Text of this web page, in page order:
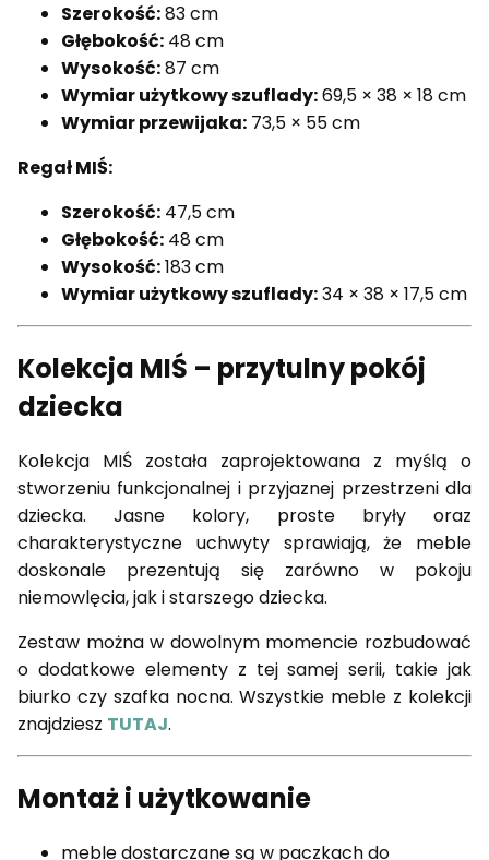
Szerokość:83 cm
Głębokość: 48 cm
Wysokość:87 cm
Wymiar użytkowy szuflady:69,5 × 38 × 18 cm
Wymiar przewijaka: 73,5 × 55 cm
Regał MIŚ:
Szerokość: 47,5 cm
Głębokość: 48 cm
Wysokość:183 cm
Wymiar użytkowy szuflady:34 × 38 × 17,5 cm
Kolekcja MIŚ – przytulny pokój
dziecka
Kolekcja MIŚ została zaprojektowana z myślą o
stworzeniu funkcjonalnej i przyjaznej przestrzeni dla
dziecka. Jasne kolory, proste bryły oraz
charakterystyczne uchwyty sprawiają, że meble
doskonale prezentują się zarówno w pokoju
niemowlęcia, jak i starszego dziecka.
Zestaw można w dowolnym momencie rozbudować
o dodatkowe elementy z tej samej serii, takie jak
biurko czy szafka nocna. Wszystkie meble z kolekcji
znajdziesz TUTAJ.
Montaż i użytkowanie
meble dostarczane są w paczkach do